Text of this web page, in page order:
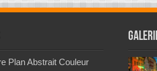
Plan Abstrait Couleur